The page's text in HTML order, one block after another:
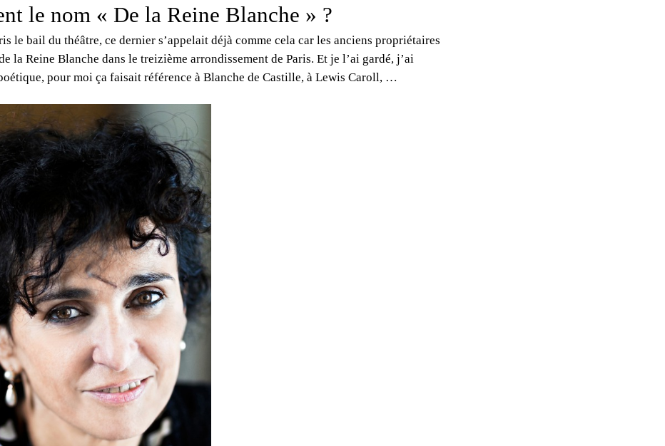
le nom « De la Reine Blanche » ?
le bail du théâtre, ce dernier s’appelait déjà comme cela car les anciens propriétaires
la Reine Blanche dans le treizième arrondissement de Paris. Et je l’ai gardé, j’ai
pour moi ça faisait référence à Blanche de Castille, à Lewis Caroll, …